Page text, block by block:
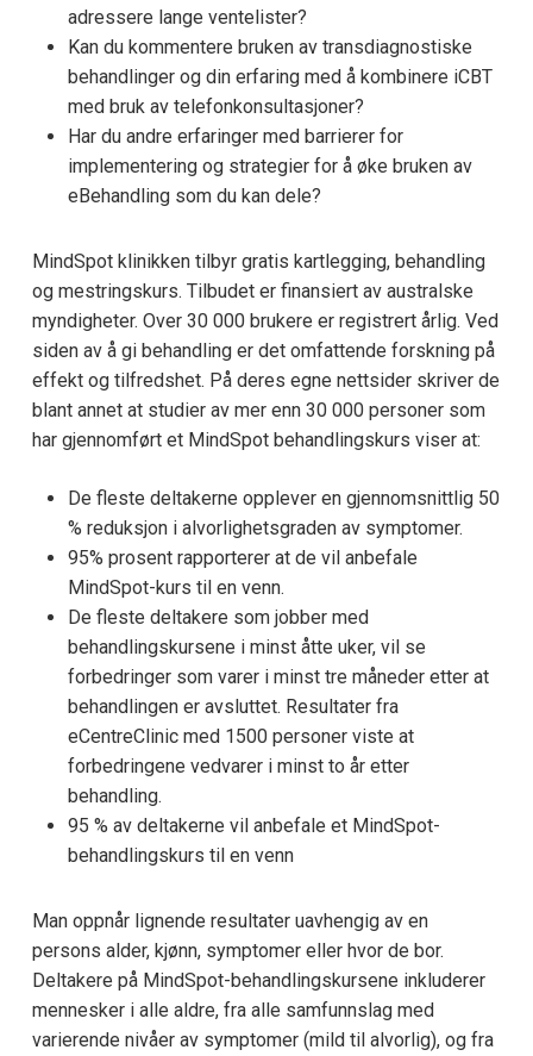
adressere lange ventelister?
Kan du kommentere bruken av transdiagnostiske
behandlinger og din erfaring med å kombinere iCBT
med bruk av telefonkonsultasjoner?
Har du andre erfaringer med barrierer for
implementering og strategier for å øke bruken av
eBehandling som du kan dele?
MindSpot klinikken tilbyr gratis kartlegging, behandling
og mestringskurs. Tilbudet er finansiert av australske
myndigheter. Over 30 000 brukere er registrert årlig. Ved
siden av å gi behandling er det omfattende forskning på
effekt og tilfredshet. På deres egne nettsider skriver de
blant annet at studier av mer enn 30 000 personer som
har gjennomført et MindSpot behandlingskurs viser at:
De fleste deltakerne opplever en gjennomsnittlig 50
% reduksjon i alvorlighetsgraden av symptomer.
95% prosent rapporterer at de vil anbefale
MindSpot-kurs til en venn.
De fleste deltakere som jobber med
behandlingskursene i minst åtte uker, vil se
forbedringer som varer i minst tre måneder etter at
behandlingen er avsluttet. Resultater fra
eCentreClinic med 1500 personer viste at
forbedringene vedvarer i minst to år etter
behandling.
95 % av deltakerne vil anbefale et MindSpot-
behandlingskurs til en venn
Man oppnår lignende resultater uavhengig av en
persons alder, kjønn, symptomer eller hvor de bor.
Deltakere på MindSpot-behandlingskursene inkluderer
mennesker i alle aldre, fra alle samfunnslag med
varierende nivåer av symptomer (mild til alvorlig), og fra